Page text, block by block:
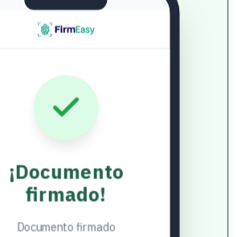
¡Documento
firmado!
Documento firmado